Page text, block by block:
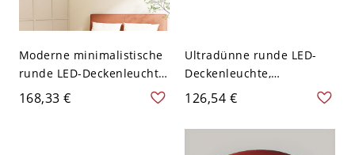
Moderne minimalistische
runde LED-Deckenleuchte,
mehrfarbige flimmerfreie
dimmbare Lampe für
168,33 €
Ultradünne runde LED-
Deckenleuchte,
mehrfarbige Eisen- und
Acryl-Flimmerfreie Lampe
für Schlafzimmer & Flure -
Roserot 110V-120V 30,48
126,54 €